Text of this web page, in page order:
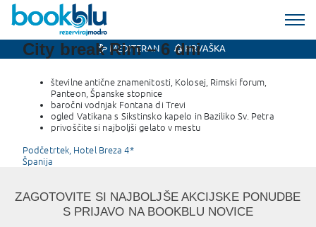
MEDITERAN HRVAŠKA
City break Rim – 6 dni
številne antične znamenitosti, Kolosej, Rimski forum,
Panteon, Španske stopnice
baročni vodnjak Fontana di Trevi
ogled Vatikana s Sikstinsko kapelo in Baziliko Sv. Petra
privoščite si najboljši gelato v mestu
Post
navigation
Podčetrtek, Hotel Breza 4*
Španija
ZAGOTOVITE SI NAJBOLJŠE AKCIJSKE PONUDBE
S PRIJAVO NA BOOKBLU NOVICE